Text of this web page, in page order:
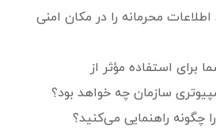
محرمانه را در مکان امنی
استفاده مؤثر از
سازمان چه خواهد بود؟
چگونه راهنمایی می‌کنید؟